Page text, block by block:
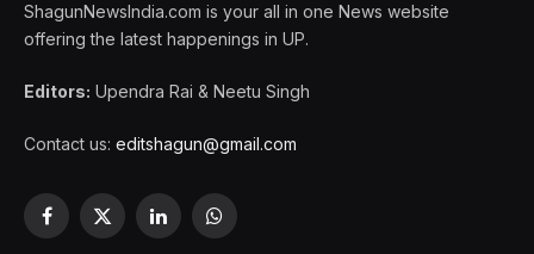
ShagunNewsIndia.com is your all in one News website
offering the latest happenings in UP.
Editors: Upendra Rai & Neetu Singh
Contact us: editshagun@gmail.com
Facebook
X
LinkedInWhatsApp